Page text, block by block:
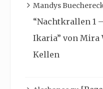
Mandys
“Nachtkrallen 1
Ikaria” von Mira
Kellen